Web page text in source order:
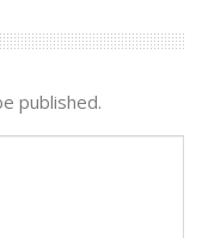
published.